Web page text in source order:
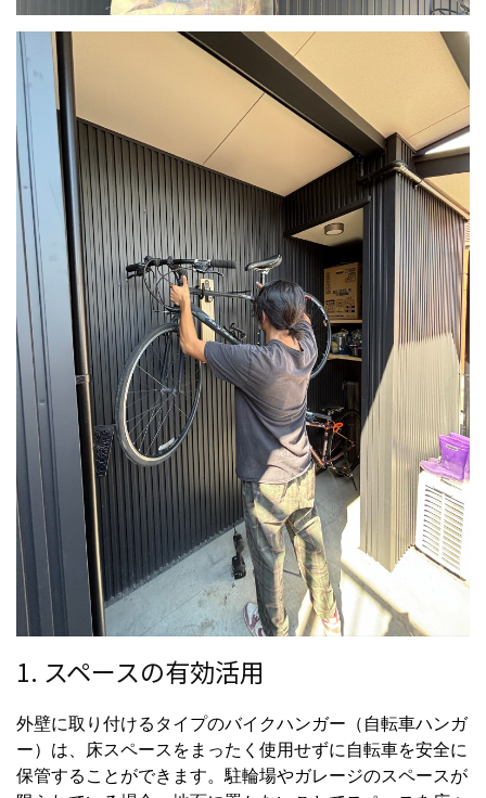
1. スペースの有効活用
外壁に取り付けるタイプのバイクハンガー（自転車ハンガ
ー）は、床スペースをまったく使用せずに自転車を安全に
保管することができます。駐輪場やガレージのスペースが